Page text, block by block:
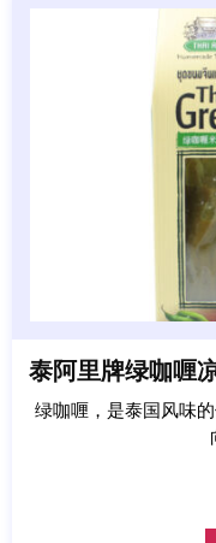
泰阿里牌绿咖喱
绿咖喱，是泰国风味